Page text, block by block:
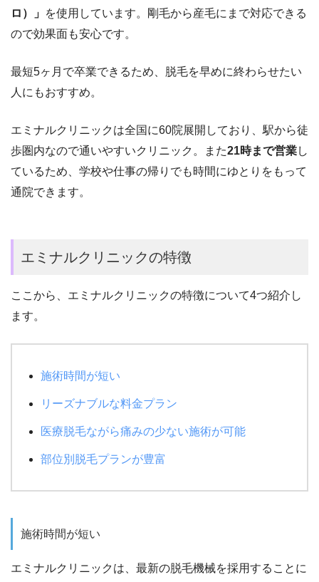
ロ）」 を使用しています。剛毛から産毛にまで対応できる
ので効果面も安心です。
最短5ヶ月で卒業できるため、脱毛を早めに終わらせたい
人にもおすすめ。
エミナルクリニックは全国に60院展開しており、 駅から徒
歩圏内なので通いやすいクリニック。 また21時まで営業し
ているため、学校や仕事の帰りでも時間にゆとりをもって
通院できます。
エミナルクリニックの特徴
ここから、エミナルクリニックの特徴について4つ紹介し
ます。
施術時間が短い
リーズナブルな料金プラン
医療脱毛ながら痛みの少ない施術が可能
部位別脱毛プランが豊富
施術時間が短い
エミナルクリニックは、最新の脱毛機械を採用することに